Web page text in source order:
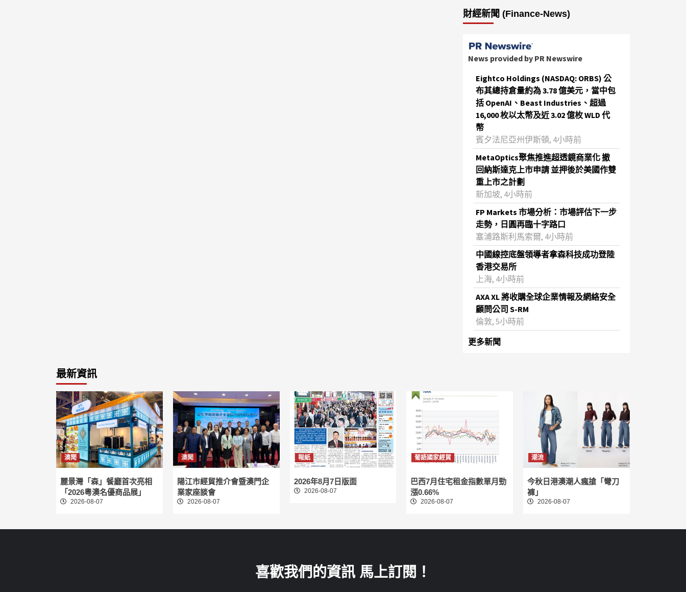
財經新聞 (Finance-News)
News provided by PR Newswire
Eightco Holdings (NASDAQ: ORBS) 公
布其總持倉量約為 3.78 億美元，當中包
括 OpenAI、Beast Industries、超過
16,000 枚以太幣及近 3.02 億枚 WLD 代
幣
賓夕法尼亞州伊斯頓, 4小時前
MetaOptics聚焦推進超透鏡商業化 撤
回納斯達克上市申請 並押後於美國作雙
重上市之計劃
新加坡, 4小時前
FP Markets 市場分析：市場評估下一步
走勢，日圓再臨十字路口
塞浦路斯利馬索爾, 4小時前
中國線控底盤領導者拿森科技成功登陸
香港交易所
上海, 4小時前
AXA XL 將收購全球企業情報及網絡安全
顧問公司 S-RM
倫敦, 5小時前
更多新聞
最新資訊
澳聞
麗景灣「森」餐廳首次亮相
「2026粵澳名優商品展」
2026-08-07
澳聞
陽江市經貿推介會暨澳門企
業家座談會
2026-08-07
報紙
2026年8月7日版面
2026-08-07
葡語國家經貿
巴西7月住宅租金指數單月勁
漲0.66%
2026-08-07
潮流
今秋日港澳潮人瘋搶「彎刀
褲」
2026-08-07
喜歡我們的資訊 馬上訂閱！